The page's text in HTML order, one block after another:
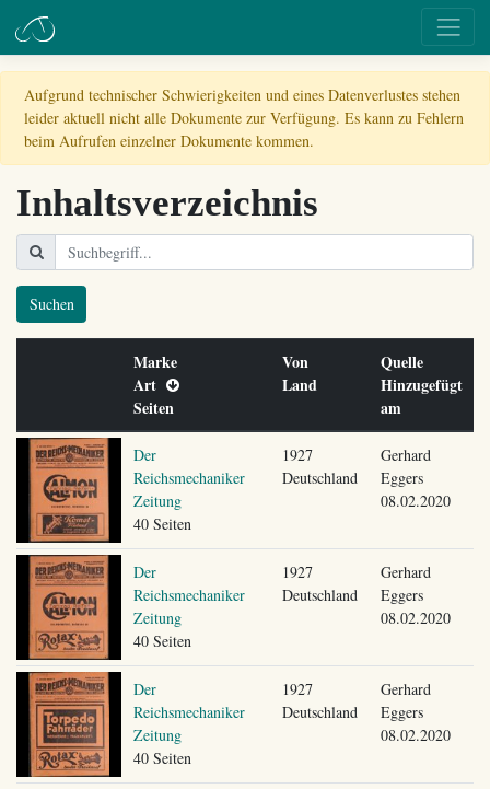
Aufgrund technischer Schwierigkeiten und eines Datenverlustes stehen
leider aktuell nicht alle Dokumente zur Verfügung. Es kann zu Fehlern
beim Aufrufen einzelner Dokumente kommen.
Inhaltsverzeichnis
Suchen
Marke
Art
Seiten
Von
Land
Quelle
Hinzugefügt
am
Der
Reichsmechaniker
Zeitung
40 Seiten
1927
Deutschland
Gerhard
Eggers
08.02.2020
Der
Reichsmechaniker
Zeitung
40 Seiten
1927
Deutschland
Gerhard
Eggers
08.02.2020
Der
Reichsmechaniker
Zeitung
40 Seiten
1927
Deutschland
Gerhard
Eggers
08.02.2020